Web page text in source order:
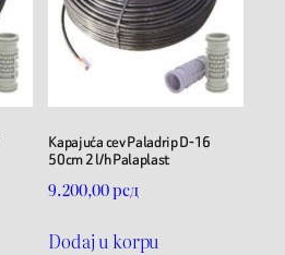
Kapajuća cev Paladrip D-16
50cm 2 l/h Palaplast
9.200,00рсд
Dodaj u korpu